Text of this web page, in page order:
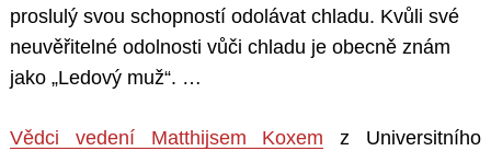
proslulý svou schopností odolávat chladu. Kvůli své
neuvěřitelné odolnosti vůči chladu je obecně znám
jako „Ledový muž“. …
Vědci vedení Matthijsem Koxem z Universitního